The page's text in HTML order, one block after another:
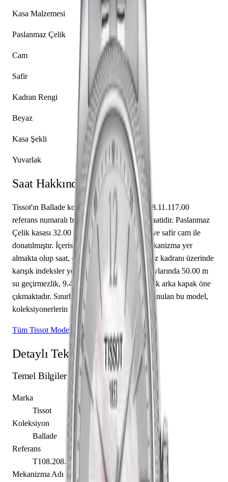
Kasa Malzemesi
Paslanmaz Çelik
Cam
Safir
Kadran Rengi
Beyaz
Kasa Şekli
Yuvarlak
Saat Hakkında
Tissot'ın Ballade koleksiyonundan T108.208.11.117.00
referans numaralı bu model, seçkin bir kol saatidir. Paslanmaz
Çelik kasası 32.00 mm çapında tasarlanmış ve safir cam ile
donatılmıştır. İçerisinde Caliber C07.811 mekanizma yer
almakta olup saat, dakika sunmaktadır. Beyaz kadranı üzerinde
karışık indeksler yer almaktadır. Teknik detaylarında 50.00 m
su geçirmezlik, 9.44 mm kasa yüksekliği, açık arka kapak öne
çıkmaktadır. Sınırlı üretim olarak piyasaya sunulan bu model,
koleksiyonerlerin ilgisini çekmektedir.
Tüm Tissot Modelleri
Detaylı Teknik Özellikler
Temel Bilgiler
Marka
Tissot
Koleksiyon
Ballade
Referans
T108.208.11.117.00
Mekanizma Adı